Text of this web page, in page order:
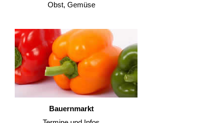
Obst, Gemüse
Bauernmarkt